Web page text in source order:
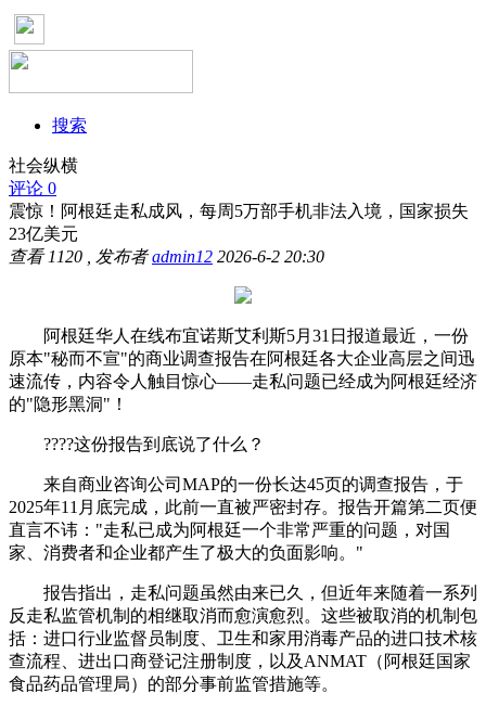
搜索
社会纵横
评论 0
震惊！阿根廷走私成风，每周5万部手机非法入境，国家损失
23亿美元
查看 1120 , 发布者admin12 2026-6-2 20:30
阿根廷华人在线布宜诺斯艾利斯5月31日报道最近，一份
原本"秘而不宣"的商业调查报告在阿根廷各大企业高层之间迅
速流传，内容令人触目惊心——走私问题已经成为阿根廷经济
的"隐形黑洞"！
????这份报告到底说了什么？
来自商业咨询公司MAP的一份长达45页的调查报告，于
2025年11月底完成，此前一直被严密封存。报告开篇第二页便
直言不讳："走私已成为阿根廷一个非常严重的问题，对国
家、消费者和企业都产生了极大的负面影响。"
报告指出，走私问题虽然由来已久，但近年来随着一系列
反走私监管机制的相继取消而愈演愈烈。这些被取消的机制包
括：进口行业监督员制度、卫生和家用消毒产品的进口技术核
查流程、进出口商登记注册制度，以及ANMAT（阿根廷国家
食品药品管理局）的部分事前监管措施等。